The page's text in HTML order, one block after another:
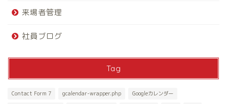
来場者管理
社員ブログ
Tag
Contact Form 7 gcalendar-wrapper.php Googleカレンダー